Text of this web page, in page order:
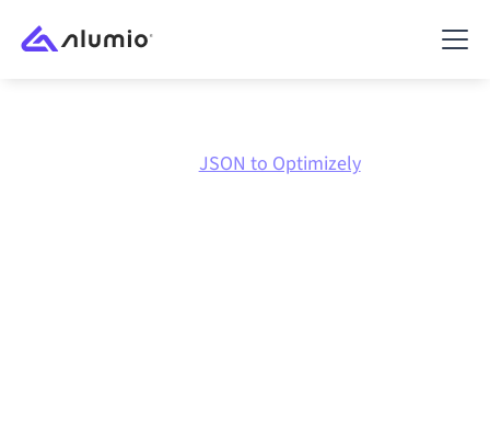
JSON to Optimizely